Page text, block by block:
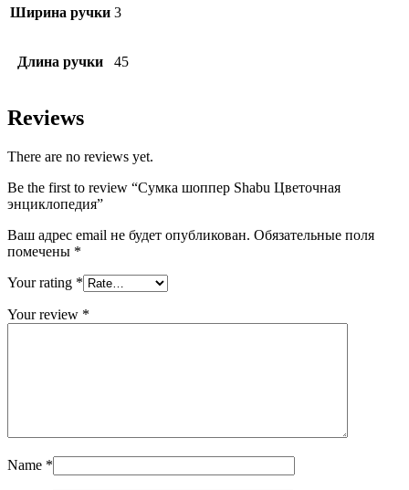
Ширина ручки 3
Длина ручки 45
Reviews
There are no reviews yet.
Be the first to review “Сумка шоппер Shabu Цветочная
энциклопедия”
Ваш адрес email не будет опубликован. Обязательные поля
помечены *
Your rating *
Your review *
Name *